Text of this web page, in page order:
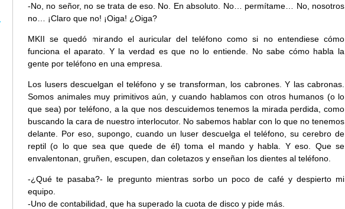
-No, no señor, no se trata de eso. No. En absoluto. No… permítame… No, nosotros
no… ¡Claro que no! ¡Oiga! ¿Oiga?
MKII se quedó mirando el auricular del teléfono como si no entendiese cómo
funciona el aparato. Y la verdad es que no lo entiende. No sabe cómo habla la
gente por teléfono en una empresa.
Los lusers descuelgan el teléfono y se transforman, los cabrones. Y las cabronas.
Somos animales muy primitivos aún, y cuando hablamos con otros humanos (o lo
que sea) por teléfono, a la que nos descuidemos tenemos la mirada perdida, como
buscando la cara de nuestro interlocutor. No sabemos hablar con lo que no tenemos
delante. Por eso, supongo, cuando un luser descuelga el teléfono, su cerebro de
reptil (o lo que sea que quede de él) toma el mando y habla. Y eso. Que se
envalentonan, gruñen, escupen, dan coletazos y enseñan los dientes al teléfono.
-¿Qué te pasaba?- le pregunto mientras sorbo un poco de café y despierto mi
equipo.
-Uno de contabilidad, que ha superado la cuota de disco y pide más.